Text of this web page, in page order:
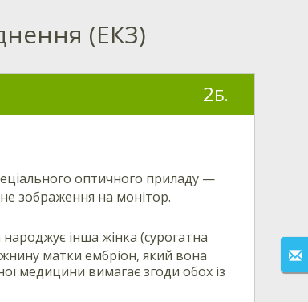
(ЕКЗ)
2Б.
оптичного приладу —
зображення на монітор.
інша жінка (сурогатна
матки ембріон, який вона
медицини вимагає згоди обох із